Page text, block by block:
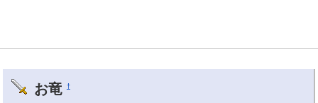
お竜 †